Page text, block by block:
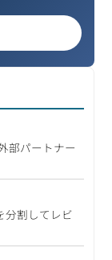
部パートナー
分割してレビ